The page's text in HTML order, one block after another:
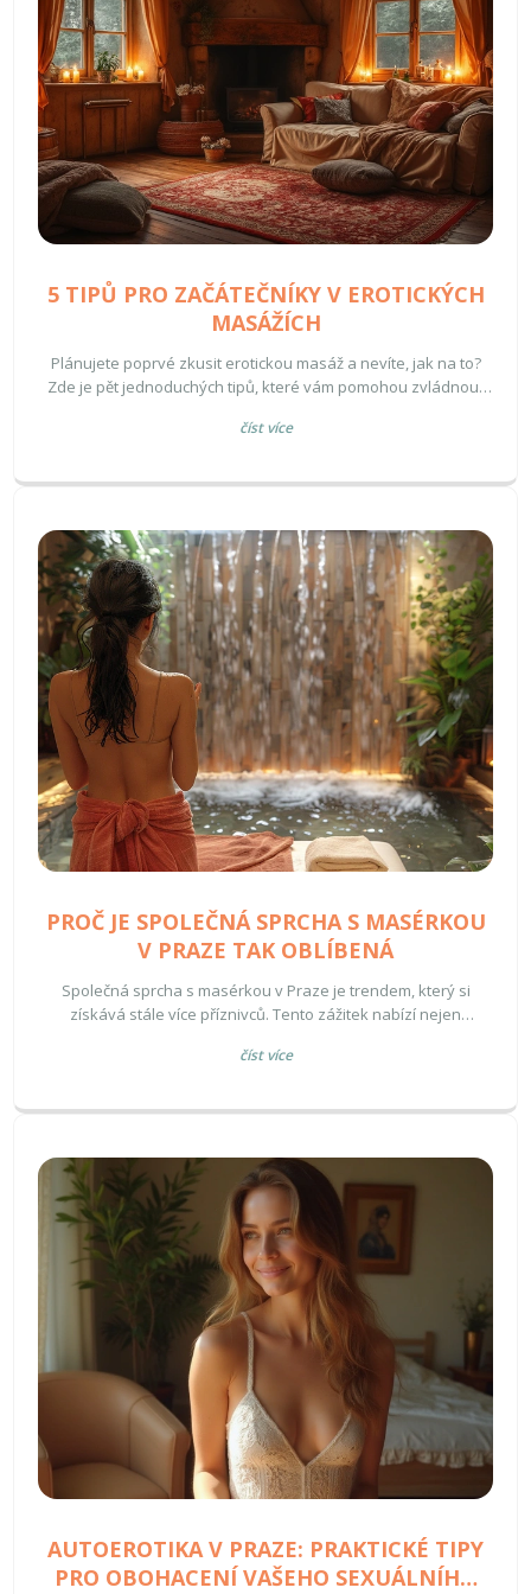
5 TIPŮ PRO ZAČÁTEČNÍKY V EROTICKÝCH
MASÁŽÍCH
Plánujete poprvé zkusit erotickou masáž a nevíte, jak na to?
Zde je pět jednoduchých tipů, které vám pomohou zvládnout
komunikovat s partnerem a proč je důležitá relaxace. Tato
masáž užili na maximum.
číst více
PROČ JE SPOLEČNÁ SPRCHA S MASÉRKOU
V PRAZE TAK OBLÍBENÁ
Společná sprcha s masérkou v Praze je trendem, který si
získává stále více příznivců. Tento zážitek nabízí nejen
důvodům oblíbenosti této služby, praktickým tipům pro
číst více
AUTOEROTIKA V PRAZE: PRAKTICKÉ TIPY
PRO OBOHACENÍ VAŠEHO SEXUÁLNÍHO